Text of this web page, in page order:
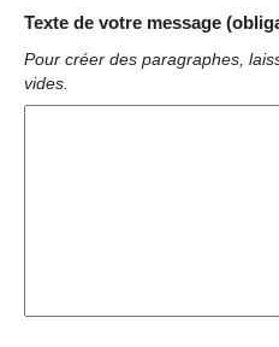
Texte de votre message
Pour créer des paragraphes,
vides.